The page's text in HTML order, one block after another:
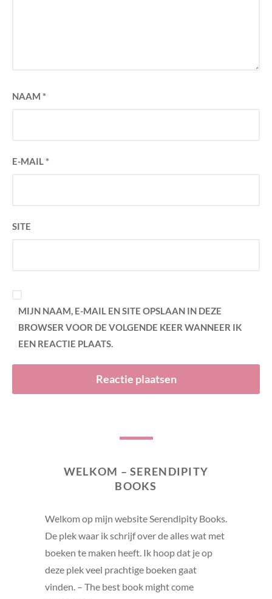
NAAM *
E-MAIL*
SITE
MIJN NAAM, E-MAIL EN SITE OPSLAAN IN DEZE
BROWSER VOOR DE VOLGENDE KEER WANNEER IK
EEN REACTIE PLAATS.
WELKOM – SERENDIPITY
BOOKS
Welkom op mijn website Serendipity Books.
De plek waar ik schrijf over de alles wat met
boeken te maken heeft. Ik hoop dat je op
deze plek veel prachtige boeken gaat
vinden. – The best book might come